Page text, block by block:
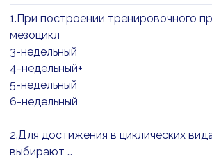
1.При построении тренировочного
мезоцикл
3-недельный
4-недельный+
5-недельный
6-недельный
2.Для достижения в циклических
выбирают …